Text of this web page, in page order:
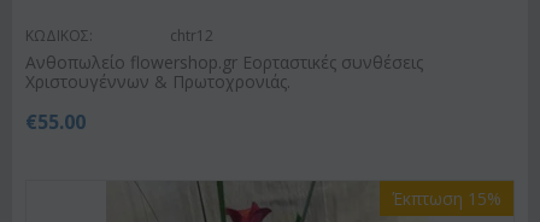
ΚΩΔΙΚΟΣ: chtr12
Ανθοπωλείο flowershop.gr Εορταστικές συνθέσεις
Χριστουγέννων & Πρωτοχρονιάς.
€55.00
Έκπτωση 15%